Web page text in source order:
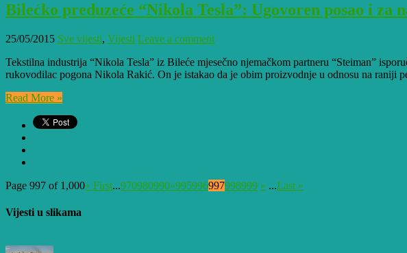
Bilećko preduzeće “Nikola Tesla”: Ugovoren posao i za
25/05/2015 Sve vijesti, Vijesti Leave a comment
Tekstilna industrija “Nikola Tesla” iz Bileće mjesečno njemačkom partneru “Steiman”
rukovodilac pogona Nikola Rakić. On je istakao da je obim proizvodnje u odnosu na raniji
Read More »
Page 997 of 1,000« First...970980990«995996997998999 » ...Last »
Vijesti u slikama